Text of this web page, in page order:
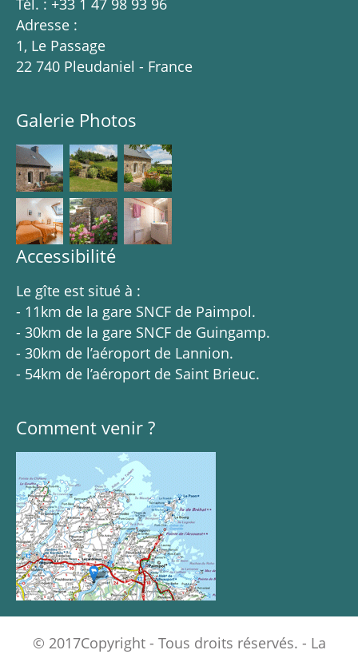
Tél. : +33 1 47 98 93 96
Adresse :
1, Le Passage
22 740 Pleudaniel - France
Galerie Photos
Accessibilité
Le gîte est situé à :
- 11km de la gare SNCF de Paimpol.
- 30km de la gare SNCF de Guingamp.
- 30km de l’aéroport de Lannion.
- 54km de l’aéroport de Saint Brieuc.
Comment venir ?
© 2017Copyright - Tous droits réservés. - La